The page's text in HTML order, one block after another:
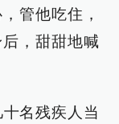
管他吃住，
，甜甜地喊
名残疾人当